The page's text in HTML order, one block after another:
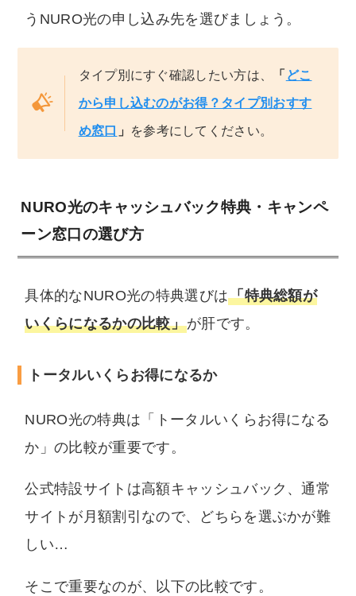
うNURO光の申し込み先を選びましょう。
タイプ別にすぐ確認したい方は、 「 どこ
から申し込むのがお得？タイプ別おすす
め窓口
」 を参考にしてください。
NURO光のキャッシュバック特典・キャンペ
ーン窓口の選び方
具体的なNURO光の特典選びは「特典総額が
いくらになるかの比較」が肝です。
トータルいくらお得になるか
NURO光の特典は「トータルいくらお得になる
か」の比較が重要です。
公式特設サイトは高額キャッシュバック、通常
サイトが月額割引なので、どちらを選ぶかが難
しい…
そこで重要なのが、以下の比較です。